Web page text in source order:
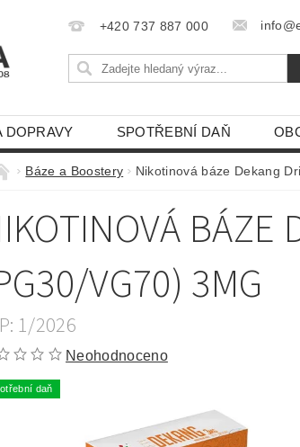
+420 737 887 000
DOPRAVY SPOTŘEBNÍ DAŇ
Báze a Boostery Nikotinová báze Dekang
BÁZE
VG70) 3MG
1/2026
Neohodnoceno
daň